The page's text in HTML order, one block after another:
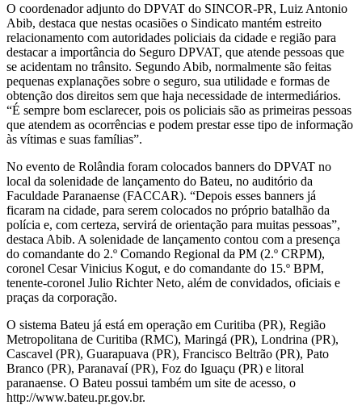
O coordenador adjunto do DPVAT do SINCOR-PR, Luiz Antonio
Abib, destaca que nestas ocasiões o Sindicato mantém estreito
relacionamento com autoridades policiais da cidade e região para
destacar a importância do Seguro DPVAT, que atende pessoas que
se acidentam no trânsito. Segundo Abib, normalmente são feitas
pequenas explanações sobre o seguro, sua utilidade e formas de
obtenção dos direitos sem que haja necessidade de intermediários.
“É sempre bom esclarecer, pois os policiais são as primeiras pessoas
que atendem as ocorrências e podem prestar esse tipo de informação
às vítimas e suas famílias”.
No evento de Rolândia foram colocados banners do DPVAT no
local da solenidade de lançamento do Bateu, no auditório da
Faculdade Paranaense (FACCAR). “Depois esses banners já
ficaram na cidade, para serem colocados no próprio batalhão da
polícia e, com certeza, servirá de orientação para muitas pessoas”,
destaca Abib. A solenidade de lançamento contou com a presença
do comandante do 2.º Comando Regional da PM (2.º CRPM),
coronel Cesar Vinicius Kogut, e do comandante do 15.º BPM,
tenente-coronel Julio Richter Neto, além de convidados, oficiais e
praças da corporação.
O sistema Bateu já está em operação em Curitiba (PR), Região
Metropolitana de Curitiba (RMC), Maringá (PR), Londrina (PR),
Cascavel (PR), Guarapuava (PR), Francisco Beltrão (PR), Pato
Branco (PR), Paranavaí (PR), Foz do Iguaçu (PR) e litoral
paranaense. O Bateu possui também um site de acesso, o
http://www.bateu.pr.gov.br.